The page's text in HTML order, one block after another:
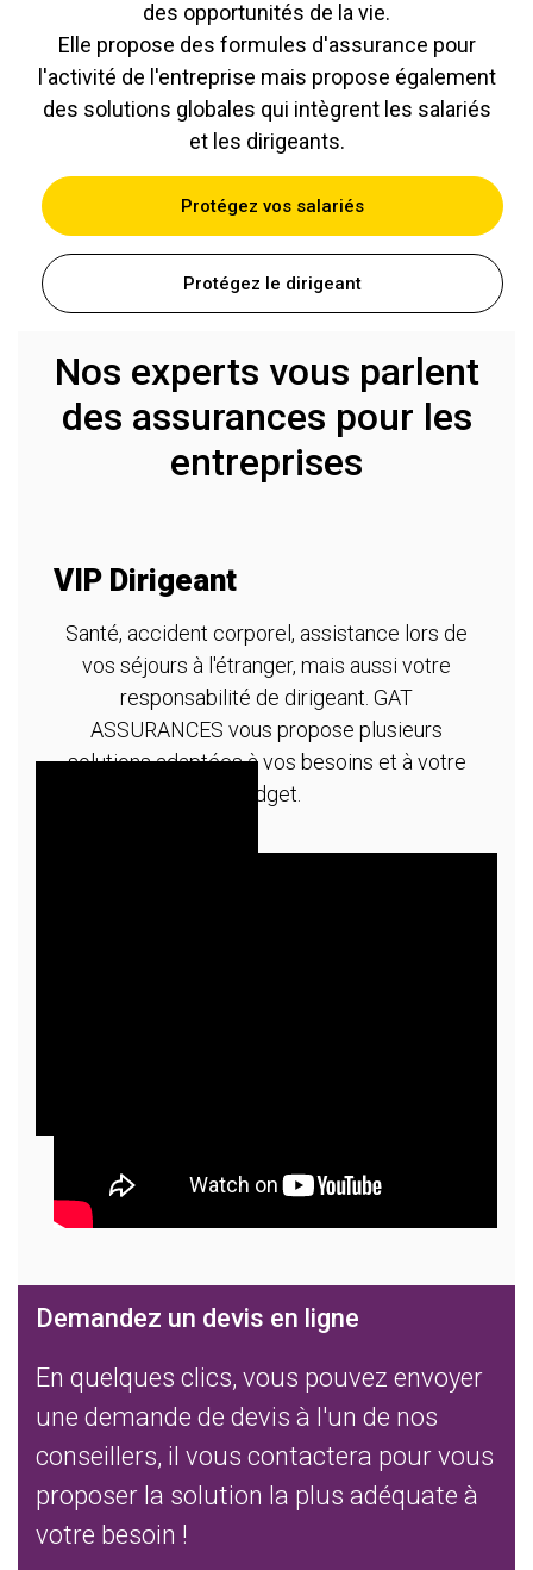
des opportunités de la vie.
Elle propose des formules d'assurance pour
l'activité de l'entreprise mais propose également
des solutions globales qui intègrent les salariés
et les dirigeants.
Protégez vos salariés
Protégez le dirigeant
Nos experts vous parlent
des assurances pour les
entreprises
VIP Dirigeant
Santé, accident corporel, assistance lors de
vos séjours à l'étranger, mais aussi votre
responsabilité de dirigeant. GAT
ASSURANCES vous propose plusieurs
solutions adaptées à vos besoins et à votre
budget.
Demandez un devis en ligne
En quelques clics, vous pouvez envoyer
une demande de devis à l'un de nos
conseillers, il vous contactera pour vous
proposer la solution la plus adéquate à
votre besoin !